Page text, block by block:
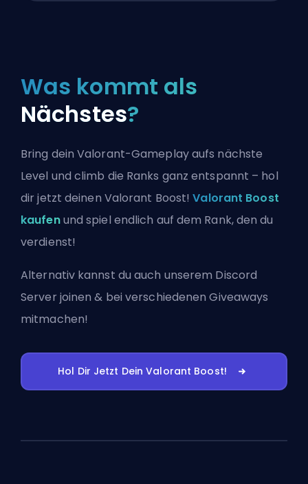
Was kommt als
Nächstes?
Bring dein Valorant-Gameplay aufs nächste
Level und climb die Ranks ganz entspannt – hol
dir jetzt deinen Valorant Boost!Valorant Boost
kaufenund spiel endlich auf dem Rank, den du
verdienst!
Alternativ kannst du auch unserem Discord
Server joinen & bei verschiedenen Giveaways
mitmachen!
Hol Dir Jetzt Dein Valorant Boost!